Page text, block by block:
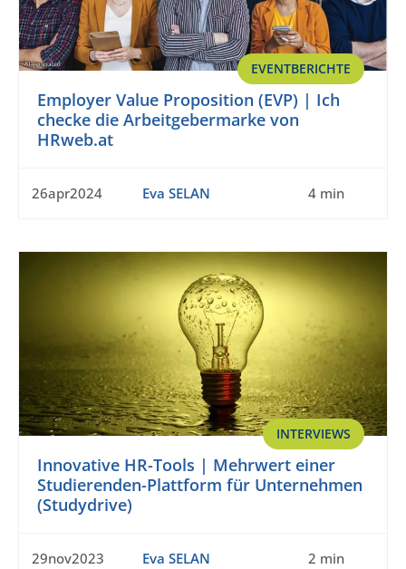
EVENTBERICHTE
Employer Value Proposition (EVP) | Ich
checke die Arbeitgebermarke von
HRweb.at
26apr2024 Eva SELAN 4 min
INTERVIEWS
Innovative HR-Tools | Mehrwert einer
Studierenden-Plattform für Unternehmen
(Studydrive)
29nov2023 Eva SELAN 2 min